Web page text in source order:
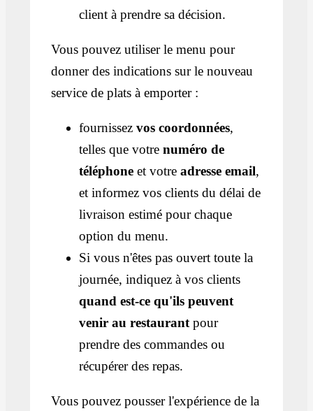
client à prendre sa décision.
Vous pouvez utiliser le menu pour
donner des indications sur le nouveau
service de plats à emporter :
fournissezvos coordonnées,
telles que votrenuméro de
téléphone et votreadresse email,
et informez vos clients du délai de
livraison estimé pour chaque
option du menu.
Si vous n'êtes pas ouvert toute la
journée, indiquez à vos clients
quand est-ce qu'ils peuvent
venir au restaurantpour
prendre des commandes ou
récupérer des repas.
Vous pouvez pousser l'expérience de la